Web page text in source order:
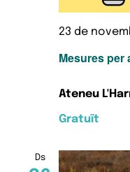
Mesures per
23 de
Ateneu
Gratuït
Ds